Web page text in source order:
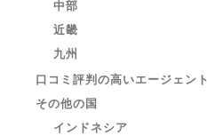
中部
近畿
九州
口コミ評判の高いエージェント
その他の国
インドネシア